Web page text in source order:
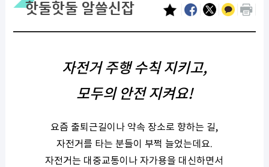
핫둘핫둘 알쓸신잡
자전거 주행 수칙 지키고,
모두의 안전 지켜요!
요즘 출퇴근길이나 약속 장소로 향하는 길,
자전거를 타는 분들이 부쩍 늘었는데요.
자전거는 대중교통이나 자가용을 대신하면서